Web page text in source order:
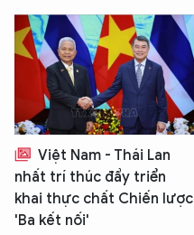
Việt Nam - Thái Lan
nhất trí thúc đẩy triển
khai thực chất Chiến lược
'Ba kết nối'